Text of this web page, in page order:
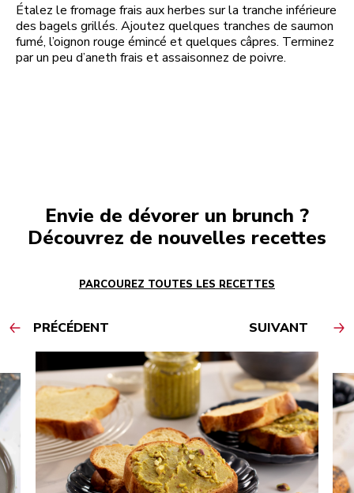
Étalez le fromage frais aux herbes sur la tranche inférieure
des bagels grillés. Ajoutez quelques tranches de saumon
fumé, l’oignon rouge émincé et quelques câpres. Terminez
par un peu d’aneth frais et assaisonnez de poivre.
Envie de dévorer un brunch ?
Découvrez de nouvelles recettes
PARCOUREZ TOUTES LES RECETTES
PRÉCÉDENT SUIVANT